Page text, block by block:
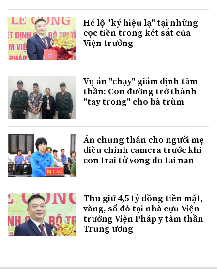
Hé lộ "ký hiệu lạ" tại những
cọc tiền trong két sắt của
Viện trưởng
Vụ án "chạy" giám định tâm
thần: Con đường trở thành
"tay trong" cho bà trùm
Án chung thân cho người mẹ
điều chỉnh camera trước khi
con trai tử vong do tai nạn
Thu giữ 4,5 tỷ đồng tiền mặt,
vàng, sổ đỏ tại nhà cựu Viện
trưởng Viện Pháp y tâm thần
Trung ương